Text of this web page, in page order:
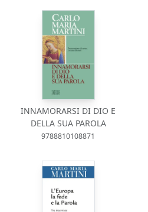
INNAMORARSI DI DIO E
DELLA SUA PAROLA
9788810108871